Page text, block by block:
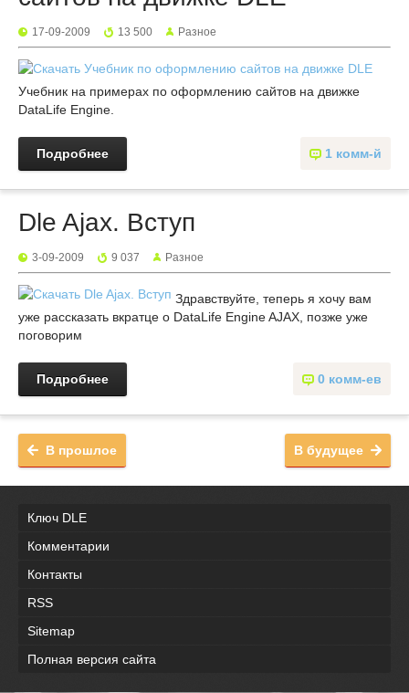
17-09-2009 13 500 Разное
Учебник на примерах по оформлению сайтов на движке
DataLife Engine.
1 комм-й
Подробнее
Dle Ajax. Вступ
3-09-2009 9 037 Разное
Здравствуйте, теперь я хочу вам
уже рассказать вкратце о DataLife Engine AJAX, позже уже
поговорим
0 комм-ев
Подробнее
В будущее
В прошлое
Ключ DLE
Комментарии
Контакты
RSS
Sitemap
Полная версия сайта